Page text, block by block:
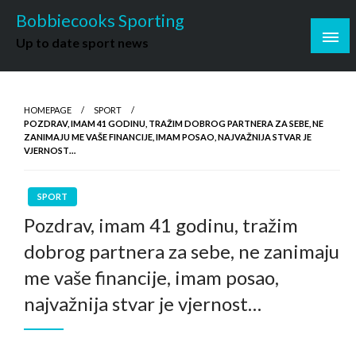
content
Bobbiecooks Sporting
Up to date sport news
HOMEPAGE
SPORT
POZDRAV, IMAM 41 GODINU, TRAŽIM DOBROG PARTNERA ZA SEBE, NE
ZANIMAJU ME VAŠE FINANCIJE, IMAM POSAO, NAJVAŽNIJA STVAR JE
VJERNOST…
SPORT
Pozdrav, imam 41 godinu, tražim
dobrog partnera za sebe, ne zanimaju
me vaše financije, imam posao,
najvažnija stvar je vjernost…